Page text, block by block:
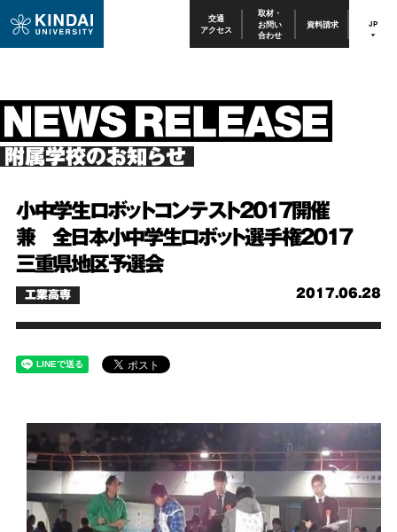
交通
アクセス
取材・
お問い
合わせ
資料請求 JP
附属学校のお知らせ
小中学生ロボットコンテスト2017開催
兼 全日本小中学生ロボット選手権2017
三重県地区予選会
2017.06.28
工業高専